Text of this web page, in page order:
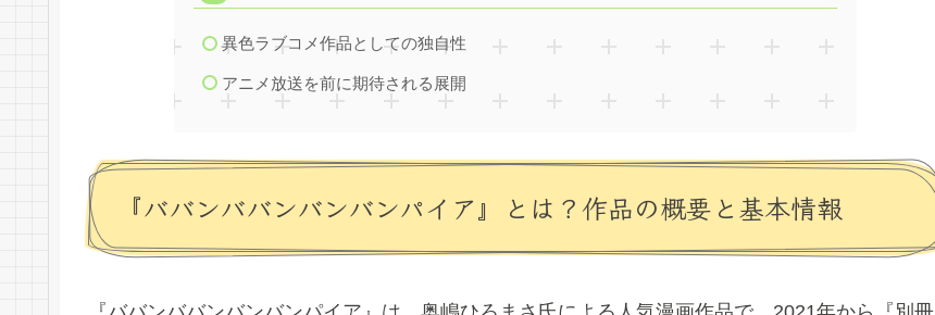
異色ラブコメ作品としての独自性
アニメ放送を前に期待される展開
『ババンババンバンバンパイア』とは？作品の概要と基本情報